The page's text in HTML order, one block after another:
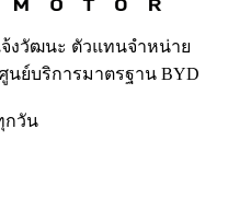
งวัฒนะ ตัวแทนจำหน่าย
นย์บริการมาตรฐาน BYD
กวัน